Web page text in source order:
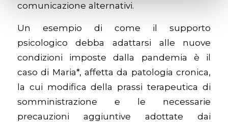
comunicazione alternativi.
Un esempio di come il supporto
psicologico debba adattarsi alle nuove
condizioni imposte dalla pandemia è il
caso di Maria*, affetta da patologia cronica,
la cui modifica della prassi terapeutica di
somministrazione e le necessarie
precauzioni aggiuntive adottate dai